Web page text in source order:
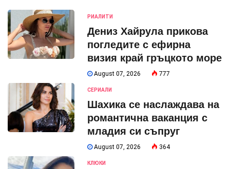
РИАЛИТИ
Дениз Хайрула прикова
погледите с ефирна
визия край гръцкото море
August 07, 2026 777
СЕРИАЛИ
Шахика се наслаждава на
романтична ваканция с
младия си съпруг
August 07, 2026 364
КЛЮКИ